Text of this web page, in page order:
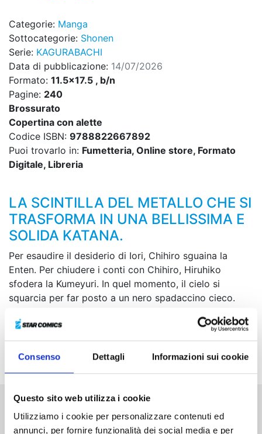
Consenso Dettagli Informazioni sui cookie
Questo sito web utilizza i cookie
Utilizziamo i cookie per personalizzare contenuti ed
annunci, per fornire funzionalità dei social media e per
Categorie: Manga
Sottocategorie: Shonen
Serie: KAGURABACHI
Data di pubblicazione: 14/07/2026
Formato: 11.5x17.5 , b/n
Pagine: 240
Brossurato
Copertina con alette
Codice ISBN: 9788822667892
Puoi trovarlo in: Fumetteria, Online store, Formato
Digitale, Libreria
LA SCINTILLA DEL METALLO CHE SI
TRASFORMA IN UNA BELLISSIMA E
SOLIDA KATANA.
Per esaudire il desiderio di Iori, Chihiro sguaina la
Enten. Per chiudere i conti con Chihiro, Hiruhiko
sfodera la Kumeyuri. In quel momento, il cielo si
squarcia per far posto a un nero spadaccino cieco.
un turbine di sangue, dando vita a una battaglia
leggendaria in cui le spade incantate sfideranno ogni
limite umano!
Altri volumi della serie